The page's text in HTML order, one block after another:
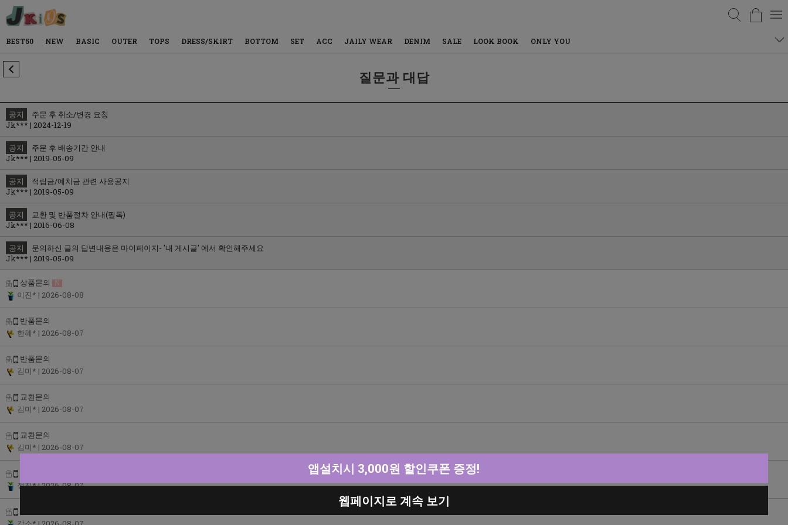
검색
BEST50 NEW BASIC OUTER TOPS DRESS/SKIRT BOTTOM SET ACC JAILY WEAR DENIM SALE LOOK BOOK ONLY YOU
질문과 대답
공지
주문 후 취소/변경 요청
Jk*** | 2024-12-19
공지
주문 후 배송기간 안내
Jk*** | 2019-05-09
공지
적립금/예치금 관련 사용공지
Jk*** | 2019-05-09
공지
교환 및 반품절차 안내(필독)
Jk*** | 2016-06-08
공지
문의하신 글의 답변내용은 마이페이지- '내 게시글' 에서 확인해주세요
Jk*** | 2019-05-09
상품문의 N
이진* | 2026-08-08
반품문의
한혜* | 2026-08-07
반품문의
김미* | 2026-08-07
교환문의
김미* | 2026-08-07
교환문의
김미* | 2026-08-07
정진*| 2026-08-07
앱설치시 3,000원 할인쿠폰 증정!
웹페이지로 계속 보기